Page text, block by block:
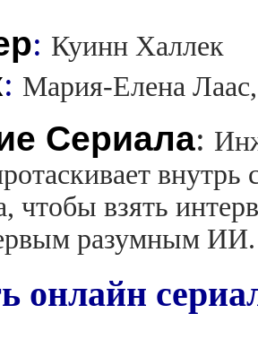
: Куинн Халлек
: Мария-Елена
Сериала:
внутрь
чтобы взять
разумным ИИ.
онлайн